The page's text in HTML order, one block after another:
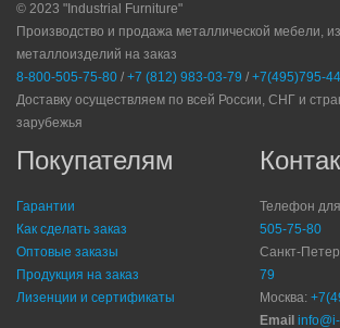
© 2023 "Industrial Furniture"
Производство и продажа металлической мебели,
металлоизделий на заказ
8-800-505-75-80 / +7 (812) 983-03-79 / +7(495)795-
Доставку осуществляем по всей России, СНГ и
зарубежья
Покупателям
Гарантии
Как сделать заказ
Оптовые заказы
Продукция на заказ
Лизенции и сертификаты
Телефон
505-75-80
Санкт-
79
Москва:
Email